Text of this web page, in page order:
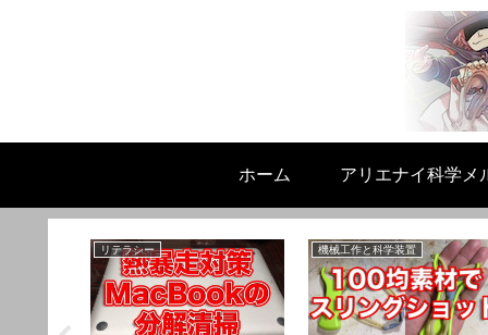
ホーム アリエナイ科学メ
リテラシー 機械工作と科学装置